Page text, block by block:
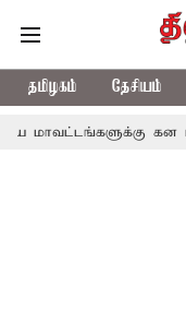
தமிழகம் தேசியம்
கன மழை